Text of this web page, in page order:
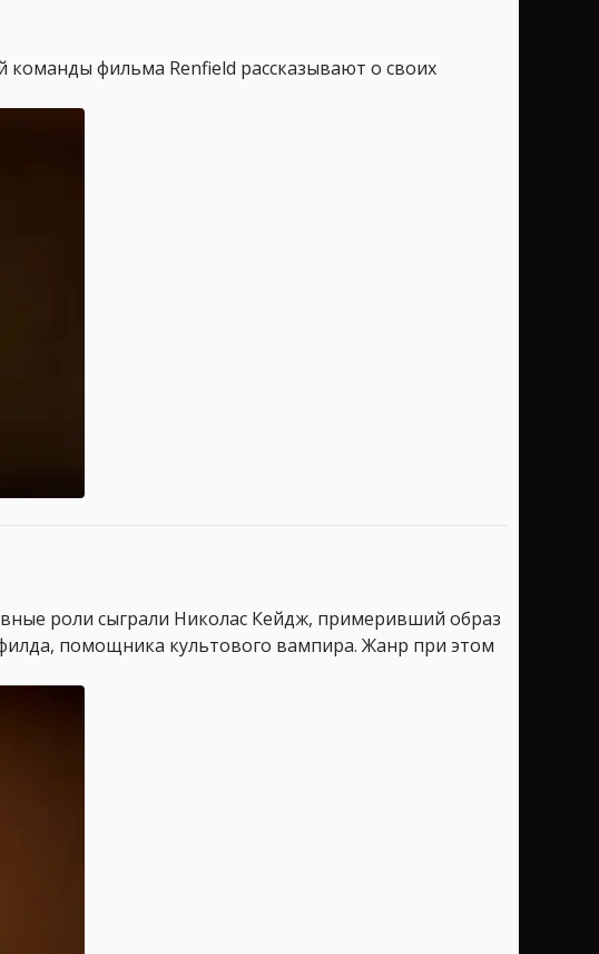
команды фильма Renfield рассказывают о своих
роли сыграли Николас Кейдж, примеривший образ
помощника культового вампира. Жанр при этом